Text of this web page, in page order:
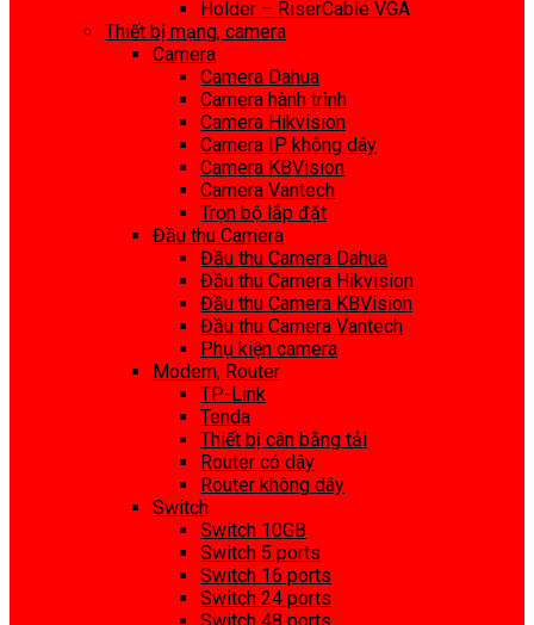
Holder – RiserCable VGA
Thiết bị mạng, camera
Camera
Camera Dahua
Camera hành trình
Camera Hikvision
Camera IP không dây
Camera KBVision
Camera Vantech
Trọn bộ lắp đặt
Đầu thu Camera
Đầu thu Camera Dahua
Đầu thu Camera Hikvision
Đầu thu Camera KBVision
Đầu thu Camera Vantech
Phụ kiện camera
Modem, Router
TP-Link
Tenda
Thiết bị cân bằng tải
Router có dây
Router không dây
Switch
Switch 10GB
Switch 5 ports
Switch 16 ports
Switch 24 ports